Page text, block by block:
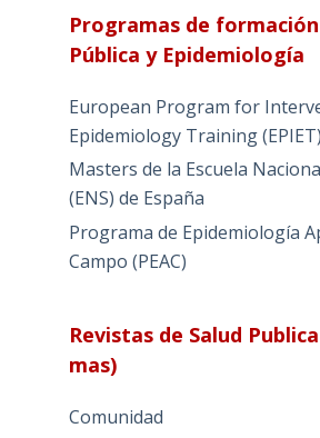
Programas de formación
Pública y Epidemiología
European Program for
Epidemiology Training (EPIET)
Masters de la Escuela
(ENS) de España
Programa de Epidemiología
Campo (PEAC)
Revistas de Salud
mas)
Comunidad